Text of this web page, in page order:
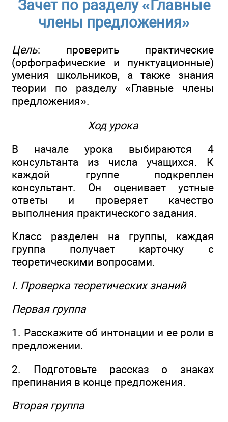
Зачет по разделу «Главные
члены предложения»
Цель: проверить практические
(орфографические и пунктуационные)
умения школьников, а также знания
теории по разделу «Главные члены
предложения».
Ход урока
В начале урока выбираются 4
консультанта из числа учащихся. К
каждой группе подкреплен
консультант. Он оценивает устные
ответы и проверяет качество
выполнения практического задания.
Класс разделен на группы, каждая
группа получает карточку с
теоретическими вопросами.
I. Проверка теоретических знаний
Первая группа
1. Расскажите об интонации и ее роли в
предложении.
2. Подготовьте рассказ о знаках
препинания в конце предложения.
Вторая группа